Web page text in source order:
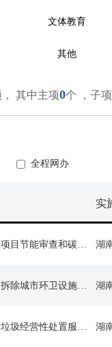
文体教育
其他
其中主项0个 ，子项
全程网办